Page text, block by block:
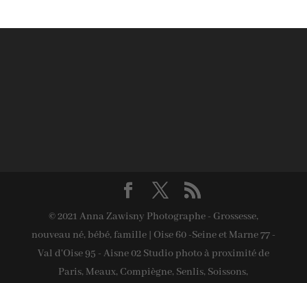
© 2021 Anna Zawisny Photographe - Grossesse,
nouveau né, bébé, famille | Oise 60 -Seine et Marne 77 -
Val d'Oise 95 - Aisne 02 Studio photo à proximité de
Paris, Meaux, Compiègne, Senlis, Soissons,